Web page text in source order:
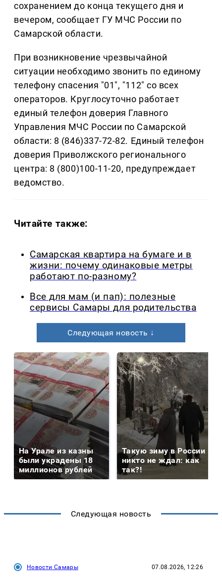
сохранением до конца текущего дня и
вечером, сообщает ГУ МЧС России по
Самарской области.
При возникновение чрезвычайной
ситуации необходимо звонить по единому
телефону спасения "01", "112" со всех
операторов. Круглосуточно работает
единый телефон доверия Главного
Управления МЧС России по Самарской
области: 8 (846)337-72-82. Единый телефон
доверия Приволжского регионального
центра: 8 (800)100-11-20, предупреждает
ведомство.
Читайте также:
Самарская квартира на бумаге и в
жизни: почему одинаковые метры
работают по-разному?
Все для мам (и пап): полезные
сервисы Самары для родительства
Следующая новость ↓
На Урале из казны
были украдены 18
миллионов рублей
Такую зиму в России
никто не ждал: как
так?!
Следующая новость
Новости Самары 07.08.2026, 12:26